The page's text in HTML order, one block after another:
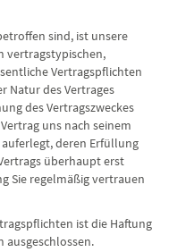
sind, ist unsere
vertragstypischen,
Vertragspflichten
Natur des Vertrages
des Vertragszweckes
uns nach seinem
deren Erfüllung
überhaupt erst
Sie regelmäßig vertrauen
ist die Haftung
ausgeschlossen.